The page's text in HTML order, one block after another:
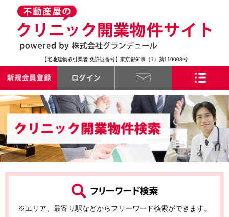
【宅地建物取引業者 免許証番号】東京都知事（1）第110008号
※エリア、最寄り駅などからフリーワード検索ができます。